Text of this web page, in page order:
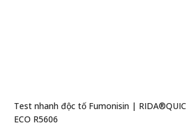
Test nhanh độc tố Fumonisin |
ECO R5606